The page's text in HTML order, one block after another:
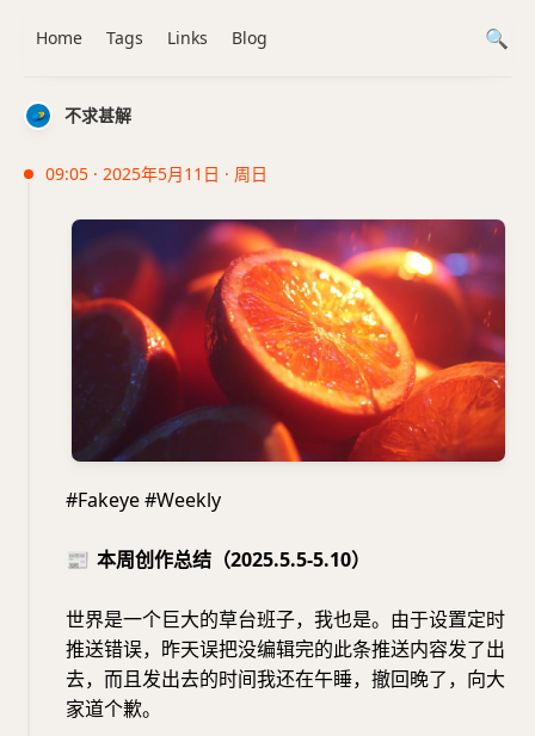
不求甚解
09:05 · 2025年5月11日 · 周日
#Fakeye #Weekly
📰 本周创作总结（2025.5.5-5.10）
世界是一个巨大的草台班子，我也是。由于设置定时
推送错误，昨天误把没编辑完的此条推送内容发了出
去，而且发出去的时间我还在午睡，撤回晚了，向大
家道个歉。
Home Tags Links Blog